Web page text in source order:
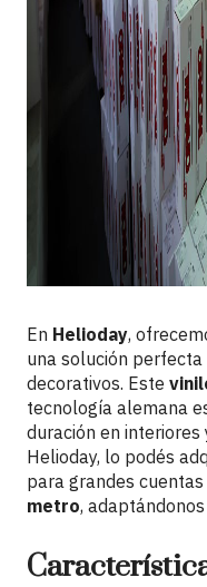
En Helioday,
una solución
decorativos. Este
tecnología alemana
duración en interiores
Helioday, lo podés
para grandes
metro,